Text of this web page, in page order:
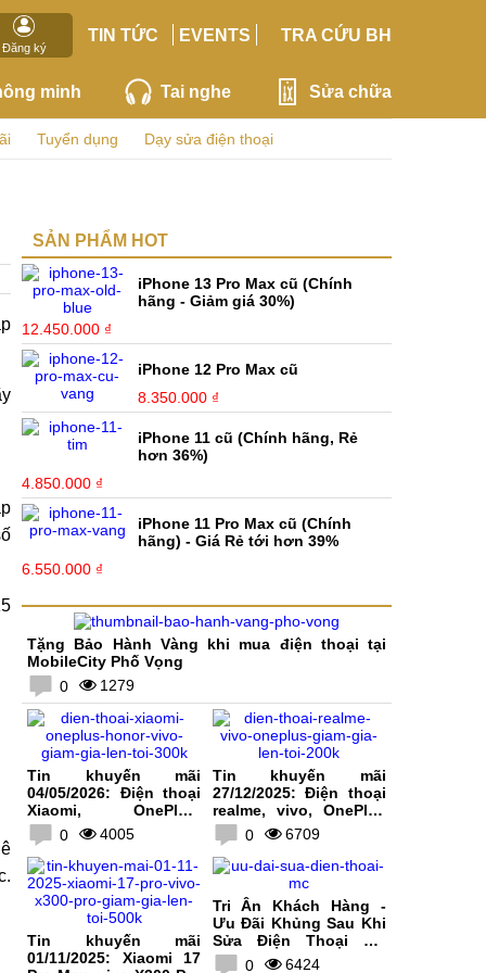
Đăng ký
TIN TỨC EVENTS TRA CỨU BH
minh Tai nghe Sửa chữa
Tuyển dụng Dạy sửa điện thoại
SẢN PHẨM HOT
iPhone 13 Pro Max cũ (Chính
hãng - Giảm giá 30%)
12.450.000 ₫
iPhone 12 Pro Max cũ
8.350.000 ₫
iPhone 11 cũ (Chính hãng, Rẻ
hơn 36%)
4.850.000 ₫
iPhone 11 Pro Max cũ (Chính
hãng) - Giá Rẻ tới hơn 39%
6.550.000 ₫
Tặng Bảo Hành Vàng khi mua điện thoại tại
MobileCity Phố Vọng
0
1279
Tin khuyến mãi
04/05/2026: Điện thoại
Xiaomi, OnePlus,
HONOR, vivo giảm giá
lên tới 300K
0 4005
Tin khuyến mãi
27/12/2025: Điện thoại
realme, vivo, OnePlus
giảm giá lên tới 200K
0 6709
Tin khuyến mãi
01/11/2025: Xiaomi 17
Tri Ân Khách Hàng -
Ưu Đãi Khủng Sau Khi
Sửa Điện Thoại Tại
MobileCity
0 6424